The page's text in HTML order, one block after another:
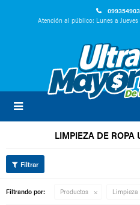
099354903
Atención al público: Lunes a Jueves

LIMPIEZA DE ROPA
Filtrando por: Productos Limpieza